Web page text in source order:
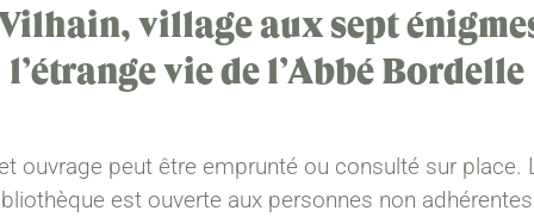
village aux sept
l’étrange vie de l’Abbé Bordelle
ouvrage peut être emprunté ou consulté sur place.
est ouverte aux personnes non